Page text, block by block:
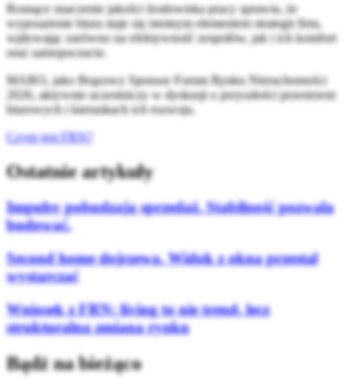
Rosnące znaczenie jakości środowiska pracy sprawia, że
wyposażenie biura staje się istotnym elementem strategii firm,
wpływając zarówno na efektywność zespołów, jak i ich komfort
oraz samopoczucie.
MARO, jako Brązowy Sponsor Forum Rynku Nieruchomości
2026, aktywnie uczestniczy w dyskusji o przyszłości przestrzeni
biurowych i kierunkach ich rozwoju.
Czym jest FRN?
Ostatnie artykuły
Impulsy pobudzają sprzedaż. Stabilność pozwala
budować.
Second home dojrzewa. Widok z okna przestał
wystarczać
Wniosek z FRN: living to nie trend, lecz
strukturalna zmiana rynku
Bądź na bieżąco